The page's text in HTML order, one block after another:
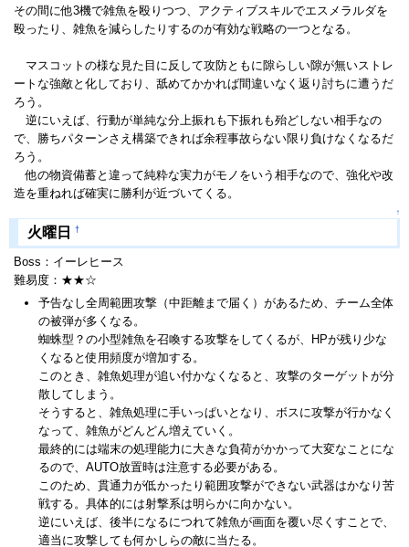
その間に他3機で雑魚を殴りつつ、アクティブスキルでエスメラルダを
殴ったり、雑魚を減らしたりするのが有効な戦略の一つとなる。
マスコットの様な見た目に反して攻防ともに隙らしい隙が無いストレ
ートな強敵と化しており、舐めてかかれば間違いなく返り討ちに遭うだ
ろう。
逆にいえば、行動が単純な分上振れも下振れも殆どしない相手なの
で、勝ちパターンさえ構築できれば余程事故らない限り負けなくなるだ
ろう。
他の物資備蓄と違って純粋な実力がモノをいう相手なので、強化や改
造を重ねれば確実に勝利が近づいてくる。
↑
火曜日 †
Boss：イーレヒース
難易度：★★☆
予告なし全周範囲攻撃（中距離まで届く）があるため、チーム全体
の被弾が多くなる。
蜘蛛型？の小型雑魚を召喚する攻撃をしてくるが、HPが残り少な
くなると使用頻度が増加する。
このとき、雑魚処理が追い付かなくなると、攻撃のターゲットが分
散してしまう。
そうすると、雑魚処理に手いっぱいとなり、ボスに攻撃が行かなく
なって、雑魚がどんどん増えていく。
最終的には端末の処理能力に大きな負荷がかかって大変なことにな
るので、AUTO放置時は注意する必要がある。
このため、貫通力が低かったり範囲攻撃ができない武器はかなり苦
戦する。具体的には射撃系は明らかに向かない。
逆にいえば、後半になるにつれて雑魚が画面を覆い尽くすことで、
適当に攻撃しても何かしらの敵に当たる。